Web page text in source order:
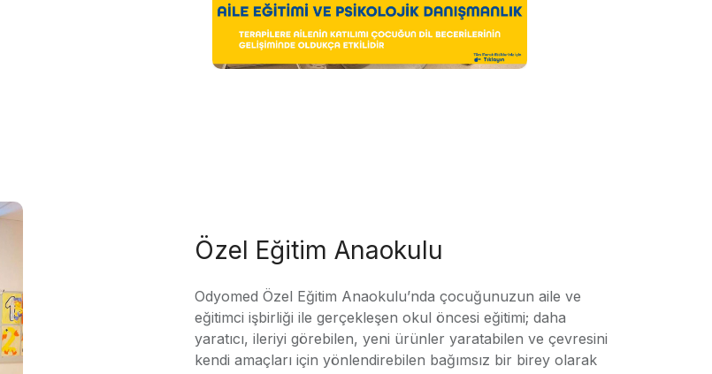
Özel Eğitim Anaokulu
Odyomed Özel Eğitim Anaokulu’nda çocuğunuzun aile ve
eğitimci işbirliği ile gerçekleşen okul öncesi eğitimi; daha
yaratıcı, ileriyi görebilen, yeni ürünler yaratabilen ve çevresini
kendi amaçları için yönlendirebilen bağımsız bir birey olarak